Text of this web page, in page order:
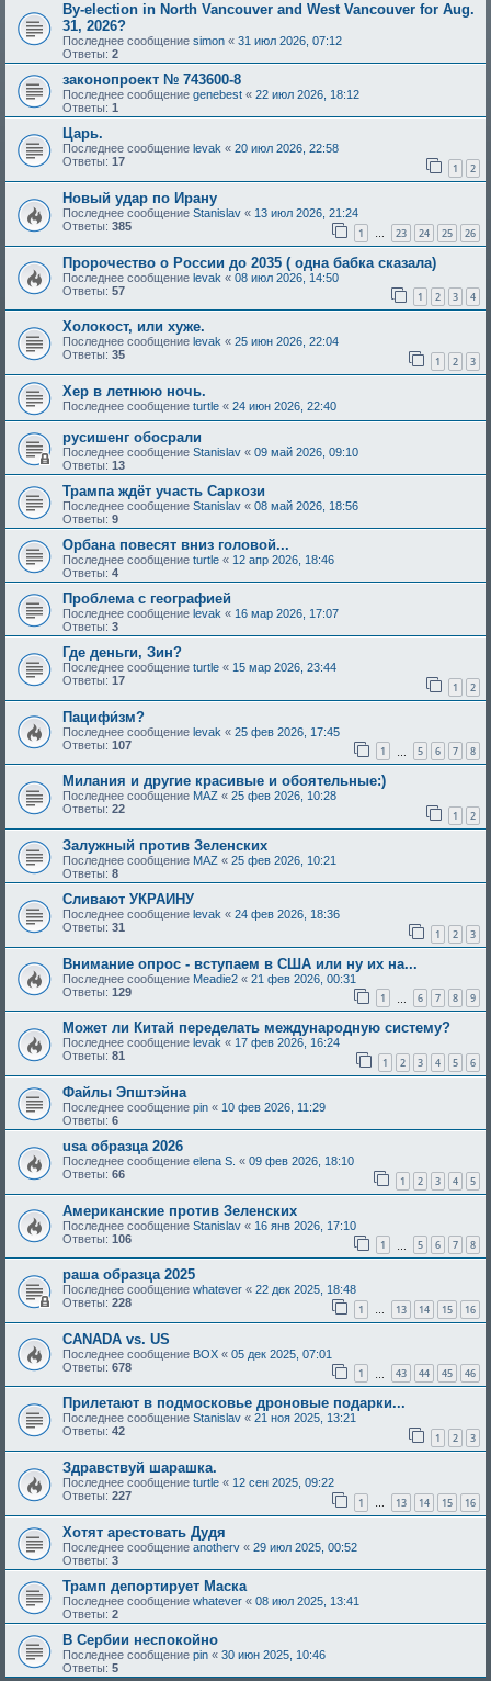
By-election in North Vancouver and West Vancouver for Aug.
31, 2026?
Последнее сообщение simon « 31 июл 2026, 07:12
Ответы: 2
законопроект № 743600-8
Последнее сообщение genebest « 22 июл 2026, 18:12
Ответы: 1
Царь.
Последнее сообщение levak « 20 июл 2026, 22:58
Ответы: 17 1 2
Новый удар по Ирану
Последнее сообщение Stanislav « 13 июл 2026, 21:24
Ответы: 385 1 … 23 24 25 26
Пророчество о России до 2035 ( одна бабка сказала)
Последнее сообщение levak « 08 июл 2026, 14:50
Ответы: 57 1 2 3 4
Холокост, или хуже.
Последнее сообщение levak « 25 июн 2026, 22:04
Ответы: 35 1 2 3
Хер в летнюю ночь.
Последнее сообщение turtle « 24 июн 2026, 22:40
русишенг обосрали
Последнее сообщение Stanislav « 09 май 2026, 09:10
Ответы: 13
Трампа ждёт участь Саркози
Последнее сообщение Stanislav « 08 май 2026, 18:56
Ответы: 9
Орбана повесят вниз головой...
Последнее сообщение turtle « 12 апр 2026, 18:46
Ответы: 4
Проблема с географией
Последнее сообщение levak « 16 мар 2026, 17:07
Ответы: 3
Где деньги, Зин?
Последнее сообщение turtle « 15 мар 2026, 23:44
Ответы: 17 1 2
Пацифи́зм?
Последнее сообщение levak « 25 фев 2026, 17:45
Ответы: 107 1 5 6 7 8
Милания и другие красивые и обоятельные:)
Последнее сообщение MAZ « 25 фев 2026, 10:28
Ответы: 22 1 2
Залужный против Зеленских
Последнее сообщение MAZ « 25 фев 2026, 10:21
Ответы: 8
Сливают УКРАИНУ
Последнее сообщение levak « 24 фев 2026, 18:36
Ответы: 31 1 2 3
Внимание опрос - вступаем в США или ну их на...
Последнее сообщение Meadie2 « 21 фев 2026, 00:31
Ответы: 129 1 6 7 8 9
Может ли Китай переделать международную систему?
Последнее сообщение levak « 17 фев 2026, 16:24
Ответы: 81 1 2 3 4 5 6
Файлы Эпштэйна
Последнее сообщение pin « 10 фев 2026, 11:29
Ответы: 6
usa образца 2026
Последнее сообщение elena S. « 09 фев 2026, 18:10
Ответы: 66 1 2 3 4 5
Американские против Зеленских
Последнее сообщение Stanislav « 16 янв 2026, 17:10
Ответы: 106 1 5 6 7 8
раша образца 2025
Последнее сообщение whatever « 22 дек 2025, 18:48
Ответы: 228 1 … 13 14 15 16
CANADA vs. US
Последнее сообщение BOX « 05 дек 2025, 07:01
Ответы: 678 1 43 44 45 46
Прилетают в подмосковье дроновые подарки...
Последнее сообщение Stanislav « 21 ноя 2025, 13:21
Ответы: 42 1 2 3
Здравствуй шарашка.
Последнее сообщение turtle « 12 сен 2025, 09:22
Ответы: 227 1 … 13 14 15 16
Хотят арестовать Дудя
Последнее сообщение anotherv « 29 июл 2025, 00:52
Ответы: 3
Трамп депортирует Маска
Последнее сообщение whatever « 08 июл 2025, 13:41
Ответы: 2
В Сербии неспокойно
Последнее сообщение pin « 30 июн 2025, 10:46
Ответы: 5